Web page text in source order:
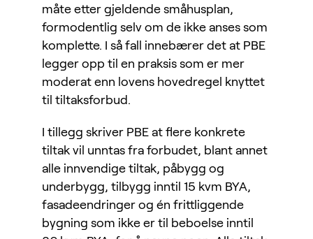
måte etter gjeldende småhusplan,
formodentlig selv om de ikke anses som
komplette. I så fall innebærer det at PBE
legger opp til en praksis som er mer
moderat enn lovens hovedregel knyttet
til tiltaksforbud.
I tillegg skriver PBE at flere konkrete
tiltak vil unntas fra forbudet, blant annet
alle innvendige tiltak, påbygg og
underbygg, tilbygg inntil 15 kvm BYA,
fasadeendringer og én frittliggende
bygning som ikke er til beboelse inntil